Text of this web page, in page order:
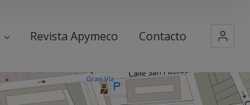
Revista Apymeco Contacto